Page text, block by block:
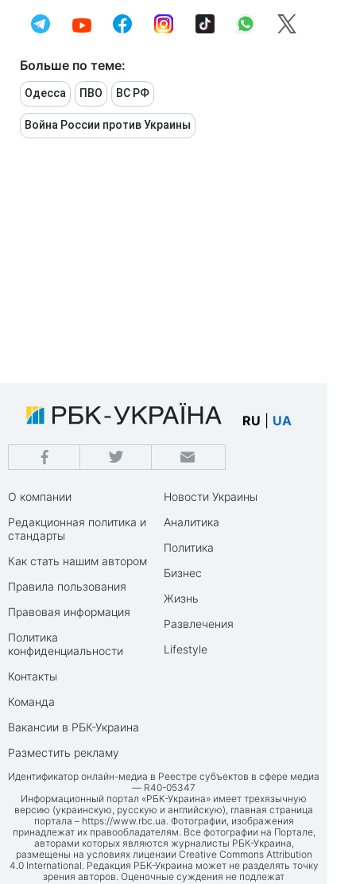
Больше по теме:
Одесса ПВО ВС РФ
Война России против Украины
RU UA
О компании
Редакционная политика и
стандарты
Как стать нашим автором
Правила пользования
Правовая информация
Политика
конфиденциальности
Контакты
Команда
Вакансии в РБК-Украина
Разместить рекламу
Новости Украины
Аналитика
Политика
Бизнес
Жизнь
Развлечения
Lifestyle
Идентификатор онлайн-медиа в Реестре субъектов в сфере медиа
— R40-05347
Информационный портал «РБК-Украина» имеет трехязычную
версию (украинскую, русскую и английскую), главная страница
портала – https://www.rbc.ua. Фотографии, изображения
принадлежат их правообладателям. Все фотографии на Портале,
авторами которых являются журналисты РБК-Украина,
размещены на условиях лицензии Creative Commons Attribution
4.0 International. Редакция РБК-Украина может не разделять точку
зрения авторов. Оценочные суждения не подлежат